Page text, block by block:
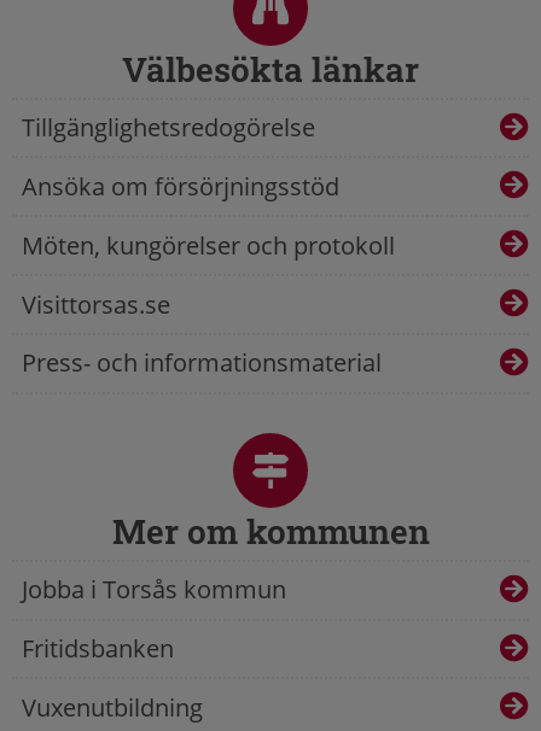
Välbesökta länkar
Tillgänglighetsredogörelse
Ansöka om försörjningsstöd
Möten, kungörelser och protokoll
Visittorsas.se
Press- och informationsmaterial
Mer om kommunen
Jobba i Torsås kommun
Fritidsbanken
Vuxenutbildning